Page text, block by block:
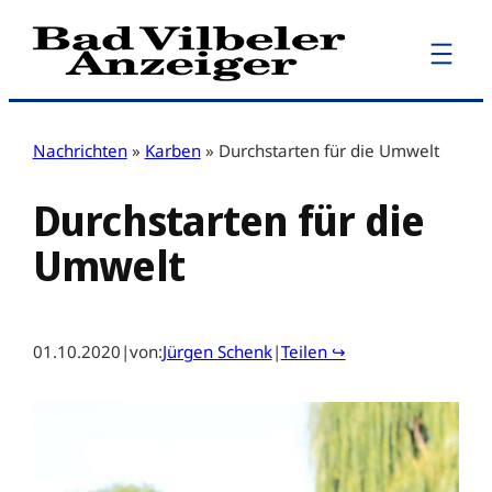
Zum
Inhalt
Nachrichten » Karben » Durchstarten für die Umwelt
Durchstarten für die
Umwelt
01.10.2020 |von:Jürgen Schenk|Teilen ↪